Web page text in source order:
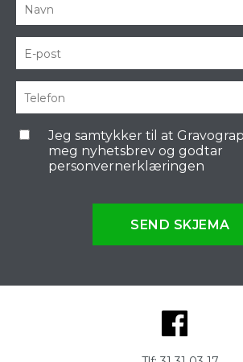
Jeg samtykker til at
meg nyhetsbrev og godtar
personvernerklæringen
SEND SKJEMA